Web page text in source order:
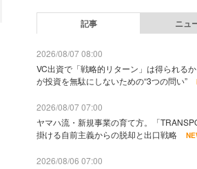
記事 ニュ
2026/08/07 08:00
VC出資で「戦略的リターン」は得られる
が投資を無駄にしないための“3つの問い”
2026/08/07 07:00
ヤマハ流・新規事業の育て方。「
掛ける自前主義からの脱却と出口戦略
2026/08/06 07:00